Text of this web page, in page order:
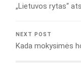
„Lietuvos rytas“
NEXT POST
Kada mokysimės